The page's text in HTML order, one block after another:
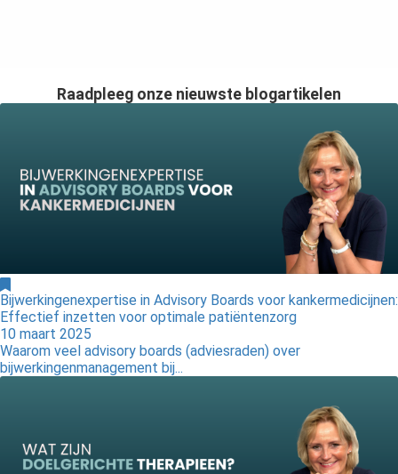
Raadpleeg onze nieuwste blogartikelen
Bijwerkingenexpertise in Advisory Boards voor kankermedicijnen:
Effectief inzetten voor optimale patiëntenzorg
10 maart 2025
Waarom veel advisory boards (adviesraden) over
bijwerkingenmanagement bij...